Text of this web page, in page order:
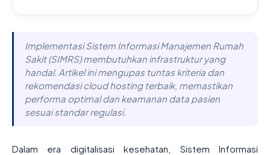
Implementasi Sistem Informasi Manajemen Rumah
Sakit (SIMRS) membutuhkan infrastruktur yang
handal. Artikel ini mengupas tuntas kriteria dan
rekomendasi cloud hosting terbaik, memastikan
performa optimal dan keamanan data pasien
sesuai standar regulasi.
Dalam era digitalisasi kesehatan, Sistem Informasi